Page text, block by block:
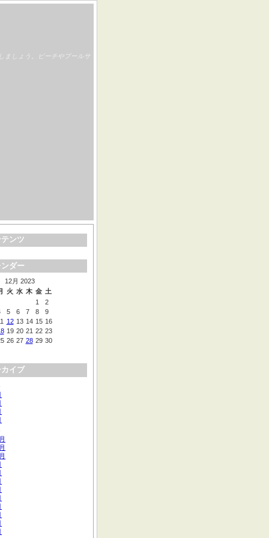
ましょう。ビーチやプールサ
テンツ
ンダー
12月 2023
火 水 木 金 土
1
2
5 6 7 8
9
12 13 14 15 16
19 20 21 22 23
26 27 28 29 30
イブ